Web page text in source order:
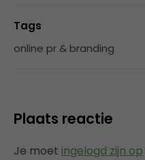
Tags
online pr & branding
Plaats reactie
Je moet ingelogd zijn op